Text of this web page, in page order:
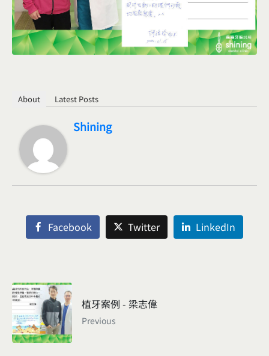
About Latest Posts
Shining
Facebook Twitter LinkedIn
植牙案例 - 梁志偉
Previous